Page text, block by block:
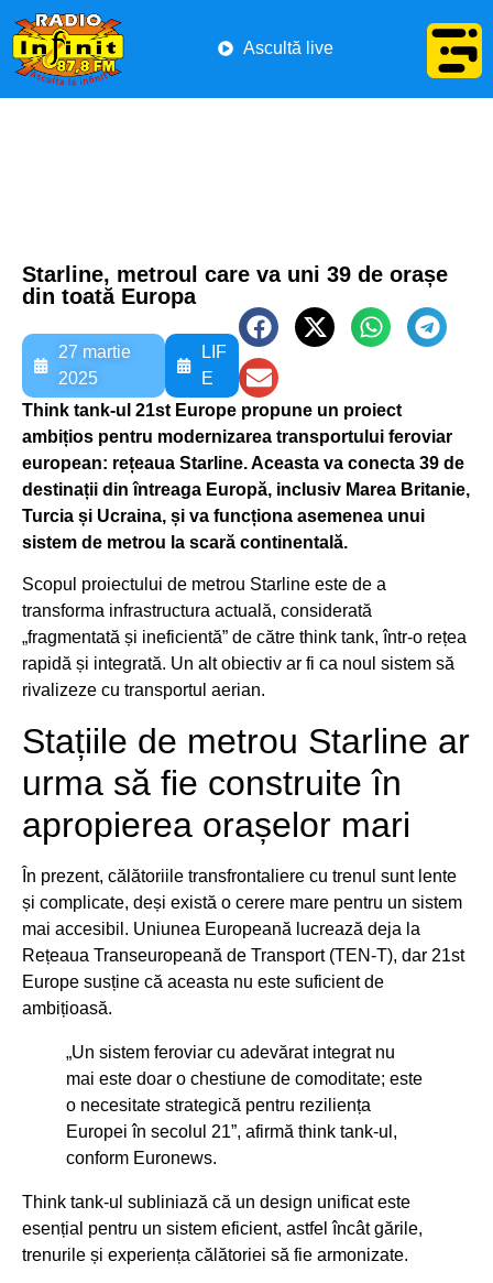
Ascultă live
Starline, metroul care va uni 39 de orașe
din toată Europa
27 martie
2025
LIF
E
Think tank-ul 21st Europe propune un proiect
ambițios pentru modernizarea transportului feroviar
european: rețeaua Starline. Aceasta va conecta 39 de
destinații din întreaga Europă, inclusiv Marea Britanie,
Turcia și Ucraina, și va funcționa asemenea unui
sistem de metrou la scară continentală.
Scopul proiectului de metrou Starline este de a
transforma infrastructura actuală, considerată
„fragmentată și ineficientă” de către think tank, într-o rețea
rapidă și integrată. Un alt obiectiv ar fi ca noul sistem să
rivalizeze cu transportul aerian.
Stațiile de metrou Starline ar
urma să fie construite în
apropierea orașelor mari
În prezent, călătoriile transfrontaliere cu trenul sunt lente
și complicate, deși există o cerere mare pentru un sistem
mai accesibil. Uniunea Europeană lucrează deja la
Rețeaua Transeuropeană de Transport (TEN-T), dar 21st
Europe susține că aceasta nu este suficient de
ambițioasă.
„Un sistem feroviar cu adevărat integrat nu
mai este doar o chestiune de comoditate; este
o necesitate strategică pentru reziliența
Europei în secolul 21”, afirmă think tank-ul,
conform Euronews.
Think tank-ul subliniază că un design unificat este
esențial pentru un sistem eficient, astfel încât gările,
trenurile și experiența călătoriei să fie armonizate.